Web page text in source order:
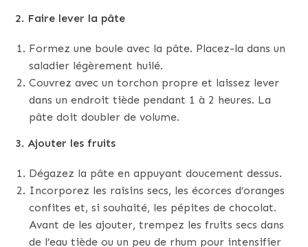
2. Faire lever la pâte
Formez une boule avec la pâte. Placez-la dans un
saladier légèrement huilé.
Couvrez avec un torchon propre et laissez lever
dans un endroit tiède pendant 1 à 2 heures. La
pâte doit doubler de volume.
3. Ajouter les fruits
Dégazez la pâte en appuyant doucement dessus.
Incorporez les raisins secs, les écorces d’oranges
confites et, si souhaité, les pépites de chocolat.
Avant de les ajouter, trempez les fruits secs dans
de l’eau tiède ou un peu de rhum pour intensifier